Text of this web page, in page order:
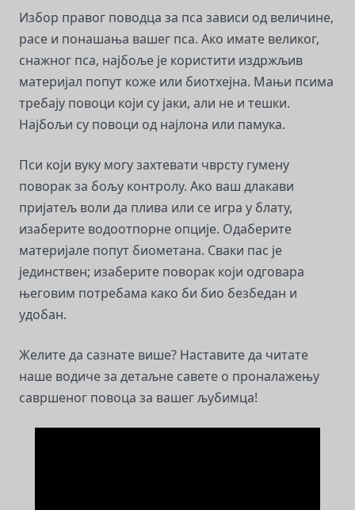
Избор правог поводца за пса зависи од величине,
расе и понашања вашег пса. Ако имате великог,
снажног пса, најбоље је користити издржљив
материјал попут коже или биотхејна. Мањи псима
требају повоци који су јаки, али не и тешки.
Најбољи су повоци од најлона или памука.
Пси који вуку могу захтевати чврсту гумену
поворак за бољу контролу. Ако ваш длакави
пријатељ воли да плива или се игра у блату,
изаберите водоотпорне опције. Одаберите
материјале попут биометана. Сваки пас је
јединствен; изаберите поворак који одговара
његовим потребама како би био безбедан и
удобан.
Желите да сазнате више? Наставите да читате
наше водиче за детаљне савете о проналажењу
савршеног повоца за вашег љубимца!